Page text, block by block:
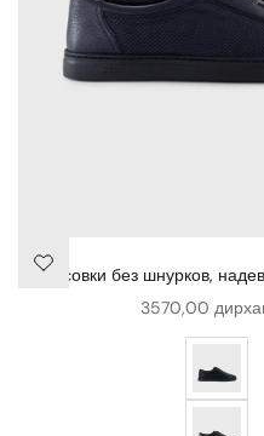
Кроссовки без шнурков,
Цена продажи
3570,00